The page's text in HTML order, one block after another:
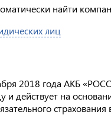
найти
лиц
2018 года АКБ
действует на